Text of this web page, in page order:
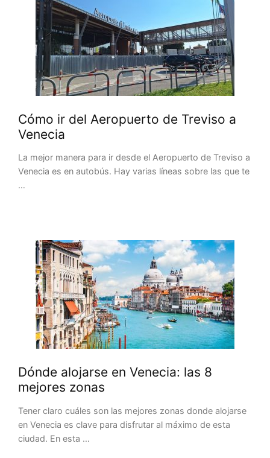
Cómo ir del Aeropuerto de Treviso a
Venecia
La mejor manera para ir desde el Aeropuerto de Treviso a
Venecia es en autobús. Hay varias líneas sobre las que te
…
Dónde alojarse en Venecia: las 8
mejores zonas
Tener claro cuáles son las mejores zonas donde alojarse
en Venecia es clave para disfrutar al máximo de esta
ciudad. En esta …